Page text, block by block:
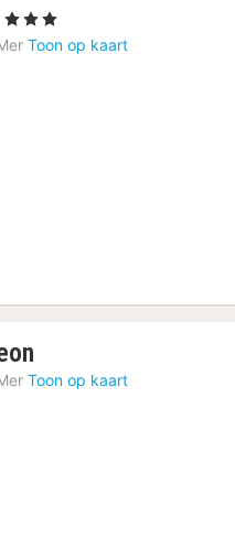
1
nacht
, 3 Sterren
Toon op kaart
nacht
Toon op kaart